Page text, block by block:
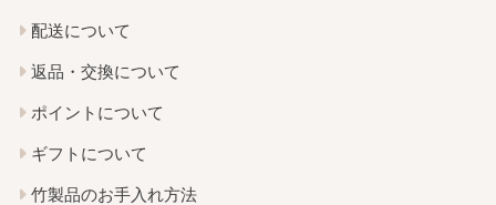
配送について
返品・交換について
ポイントについて
ギフトについて
竹製品のお手入れ方法